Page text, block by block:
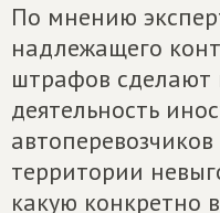
По мнению
надлежащего
штрафов сделают
деятельность
территории
какую конкретно